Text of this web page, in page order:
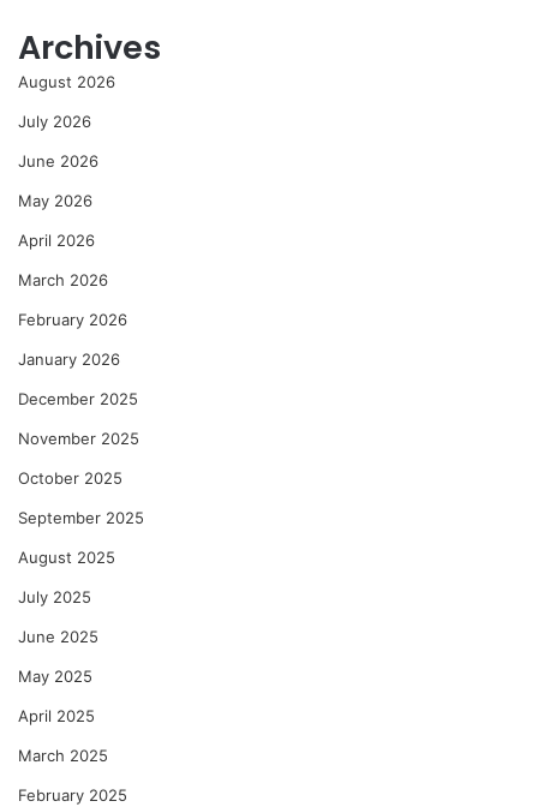
Archives
August 2026
July 2026
June 2026
May 2026
April 2026
March 2026
February 2026
January 2026
December 2025
November 2025
October 2025
September 2025
August 2025
July 2025
June 2025
May 2025
April 2025
March 2025
February 2025